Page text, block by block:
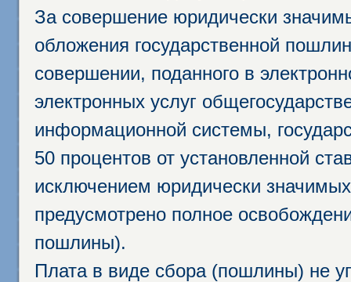
За совершение юридически
обложения государственной
совершении, поданного в
электронных услуг
информационной системы,
50 процентов от установленной
исключением юридически
предусмотрено полное
пошлины).
Плата в виде сбора (пошлины) не